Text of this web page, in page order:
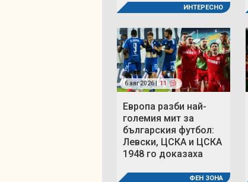
ИНТЕРЕСНО
6 авг 2026 | 11
Европа разби най-
големия мит за
българския футбол:
Левски, ЦСКА и ЦСКА
1948 го доказаха
ФЕН ЗОНА